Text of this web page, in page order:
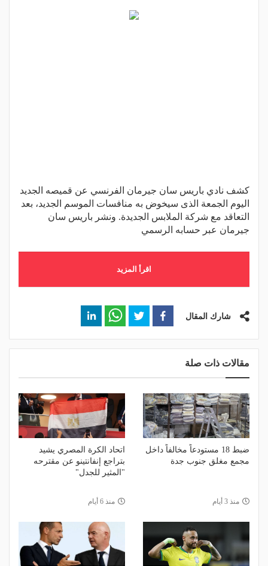
كشف نادي باريس سان جيرمان الفرنسي عن قميصه الجديد
اليوم الجمعة الذى سيخوض به منافسات الموسم الجديد، بعد
التعاقد مع شركة الملابس الجديدة. ونشر باريس سان
جيرمان عبر حسابه الرسمي
اقرأ المزيد
شارك المقال
مقالات ذات صلة
ضبط 18 مستودعاً مخالفاً داخل
مجمع مغلق جنوب جدة
منذ 3 أيام
اتحاد الكرة المصري يشيد
بتراجع إنفانتينو عن مقترحه
"المثير للجدل"
منذ 6 أيام